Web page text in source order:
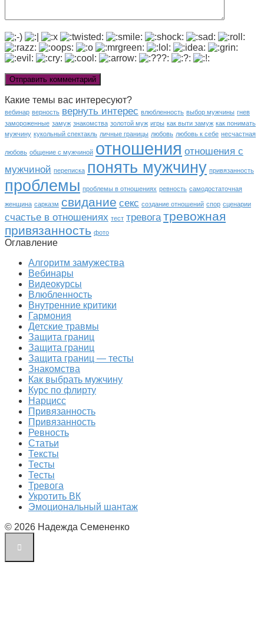
Какие темы вас интересуют?
вебинар верность вернуть интерес влюбленность выбор мужчины гнев
замороженные замуж знакомства золотой муж игры как выти замуж как понимать
мужчину кукольный спектакль личные границы любовь любовь к себе несчастная
любовь общение с мужчиной отношения отношения с
мужчиной переписка понять мужчину привязанность
проблемы проблемы в отношениях ревность самодостаточная
женщина сарказм свидание секс создание отношений спор сценарии
счастье в отношениях тест тревога тревожная
привязанность фото
Оглавление
Алгоритм замужества
Вебинары
Видеокурсы
Влюбленность
Внутренние критики
Гармония
Детские травмы
Защита границ
Защита границ
Защита границ — тесты
Знакомства
Как выбрать мужчину
Курс по флирту
Нарцисс
Привязанность
Привязанность
Ревность
Статьи
Тексты
Тесты
Тесты
Тревога
Укротить ВК
Эмоциональный шантаж
© 2026 Надежда Семененко